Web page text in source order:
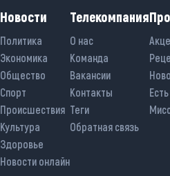
Новости
Политика
Экономика
Общество
Спорт
Происшествия
Культура
Здоровье
Новости онлайн
Телекомпания
О нас
Команда
Вакансии
Контакты
Теги
Обратная связь